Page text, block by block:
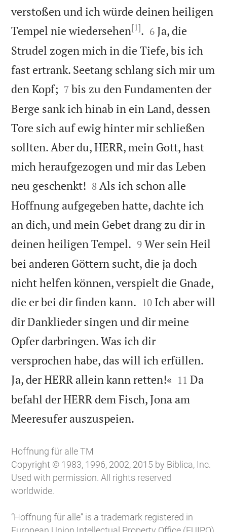
verstoßen und ich würde deinen heiligen
Tempel nie wiedersehen[1]. 

6 Ja, die
Strudel zogen mich in die Tiefe, bis ich
fast ertrank. Seetang schlang sich mir um
den Kopf; 

7 bis zu den Fundamenten der
Berge sank ich hinab in ein Land, dessen
Tore sich auf ewig hinter mir schließen
sollten. Aber du, HERR, mein Gott, hast
mich heraufgezogen und mir das Leben
neu geschenkt! 

8 Als ich schon alle
Hoffnung aufgegeben hatte, dachte ich
an dich, und mein Gebet drang zu dir in
deinen heiligen Tempel. 

9 Wer sein Heil
bei anderen Göttern sucht, die ja doch
nicht helfen können, verspielt die Gnade,
die er bei dir finden kann. 

10 Ich aber will
dir Danklieder singen und dir meine
Opfer darbringen. Was ich dir
versprochen habe, das will ich erfüllen.
Ja, der HERR allein kann retten!« 

11 Da
befahl der HERR dem Fisch, Jona am
Meeresufer auszuspeien.
Hoffnung für alle TM
Copyright © 1983, 1996, 2002, 2015 by Biblica, Inc.
Used with permission. All rights reserved
worldwide.
“Hoffnung für alle” is a trademark registered in